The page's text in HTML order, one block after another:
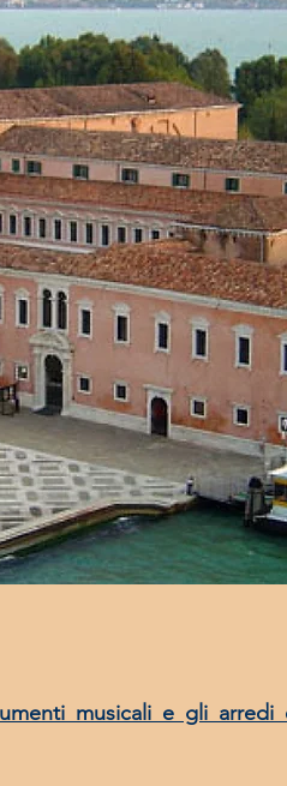
musicali e gli